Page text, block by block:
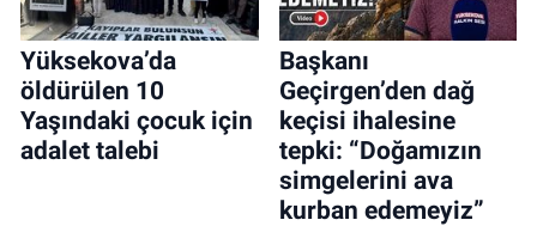
Yüksekova’da
öldürülen 10
Yaşındaki çocuk için
adalet talebi
Başkanı
Geçirgen’den dağ
keçisi ihalesine
tepki: “Doğamızın
simgelerini ava
kurban edemeyiz”